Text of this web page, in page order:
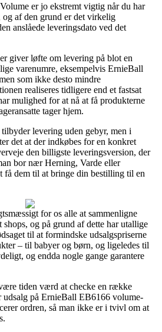
er jo ekstremt vigtig når du har
af den grund er det virkelig
anslåede leveringsdato ved det
giver løfte om levering på blot en
varenumre, eksempelvis ErnieBall
som ikke desto mindre
realiseres tidligere end et fastsat
mulighed for at nå at få produkterne
tager hjem.
levering uden gebyr, men i
det at der indkøbes for en konkret
den billigste leveringsversion, der
bor nær Herning, Varde eller
dem til at bringe din bestilling til en
for os alle at sammenligne
shops, og på grund af dette har utallige
til at formindske udsalgspriserne
– til babyer og børn, og ligeledes til
og endda nogle gange garantere
tiden værd at checke en række
udsalg på ErnieBall EB6166 volume-
ordren, så man ikke er i tvivl om at